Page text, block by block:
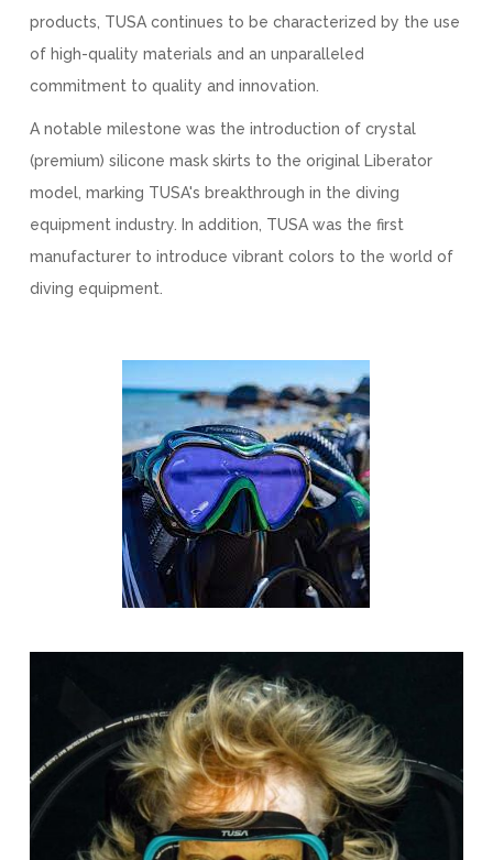
products, TUSA continues to be characterized by the use
of high-quality materials and an unparalleled
commitment to quality and innovation.
A notable milestone was the introduction of crystal
(premium) silicone mask skirts to the original Liberator
model, marking TUSA's breakthrough in the diving
equipment industry. In addition, TUSA was the first
manufacturer to introduce vibrant colors to the world of
diving equipment.